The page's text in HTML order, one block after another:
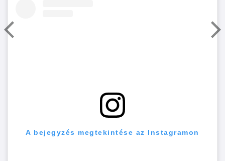
A bejegyzés megtekintése az Instagramon